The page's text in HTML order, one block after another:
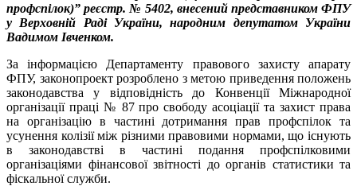
профспілок)” реєстр. № 5402, внесений представником ФПУ
у Верховній Раді України, народним депутатом
України
Вадимом Івченком.
За інформацією Департаменту правового захисту апарату
ФПУ, законопроект розроблено з метою приведення положень
законодавства у відповідність до Конвенції Міжнародної
організації праці № 87 про свободу асоціації та захист права
на організацію в частині дотримання прав профспілок та
усунення колізії між різними правовими нормами, що існують
в законодавстві в частині подання профспілковими
організаціями фінансової звітності до органів статистики та
фіскальної служби.